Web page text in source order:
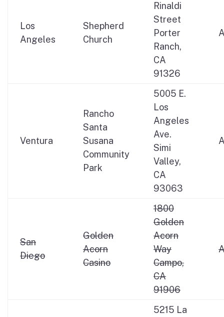
Los
Angeles
Shepherd
Church
Rinaldi
Street
Porter
Ranch,
CA
91326
Ventura
Rancho
Santa
Susana
Community
Park
5005 E.
Los
Angeles
Ave.
Simi
Valley,
CA
93063
San
Diego
Golden
Acorn
Casino
1800
Golden
Acorn
Way
Campo,
CA
91906
5215 La